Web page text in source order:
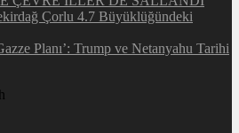
Çorlu 4.7 Büyüklüğündeki
Planı’: Trump ve Netanyahu Tarihi